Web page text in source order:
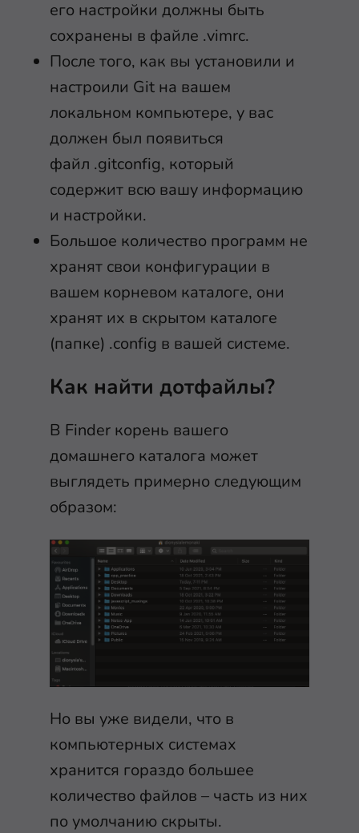
его настройки должны быть
сохранены в файле .vimrc.
После того, как вы установили и
настроили Git на вашем
локальном компьютере, у вас
должен был появиться
файл .gitconfig, который
содержит всю вашу информацию
и настройки.
Большое количество программ не
хранят свои конфигурации в
вашем корневом каталоге, они
хранят их в скрытом каталоге
(папке) .config в вашей системе.
Как найти дотфайлы?
В Finder корень вашего
домашнего каталога может
выглядеть примерно следующим
образом:
Но вы уже видели, что в
компьютерных системах
хранится гораздо большее
количество файлов – часть из них
по умолчанию скрыты.